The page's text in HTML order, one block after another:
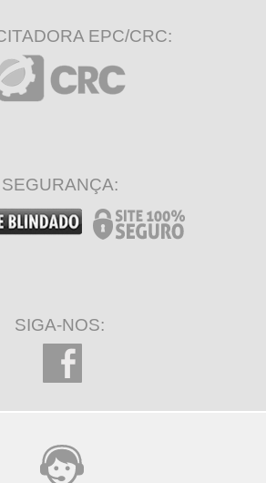
EPC/CRC:
SEGURANÇA:
SIGA-NOS: